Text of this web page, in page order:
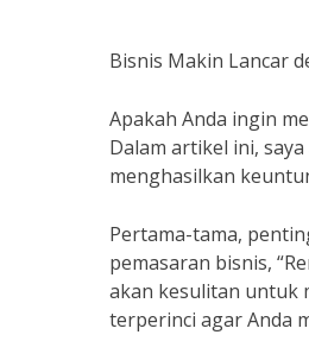
Bisnis Makin Lancar
Apakah Anda ingin
Dalam artikel ini,
menghasilkan
Pertama-tama,
pemasaran bisnis,
akan kesulitan untuk
terperinci agar Anda